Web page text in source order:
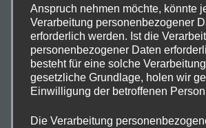
Kunstdruck Regen im
In den Warenkorb
Anspruch nehmen möchte, könnte
Verarbeitung personenbezogener
erforderlich werden. Ist die
personenbezogener Daten
besteht für eine solche
gesetzliche Grundlage, holen wir
Einwilligung der betroffenen
Die Verarbeitung